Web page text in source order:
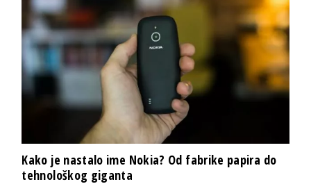
Kako je nastalo ime Nokia? Od fabrike papira do
tehnološkog giganta